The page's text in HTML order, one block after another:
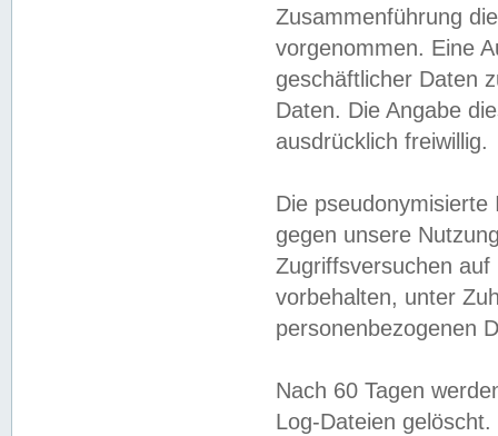
Zusammenführung
vorgenommen. Eine
geschäftlicher Daten
Daten. Die Angabe
ausdrücklich freiwillig.
Die
gegen unsere
Zugriffsversuchen
vorbehalten, unter
personenbezogenen
Nach 60 Tagen
Log-Dateien